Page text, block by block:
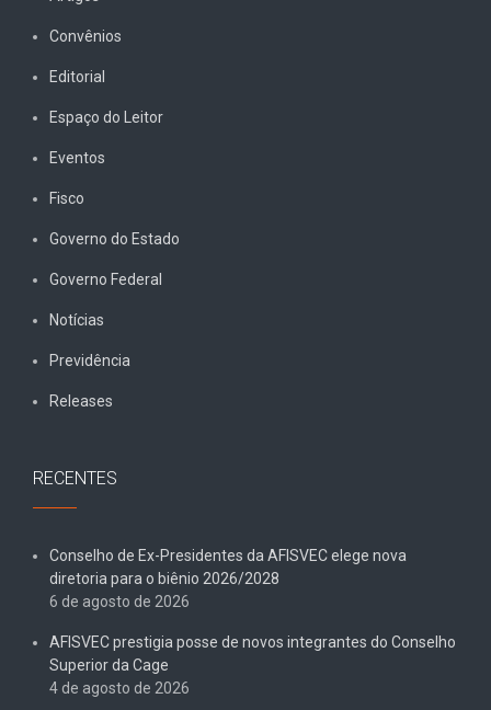
Convênios
Editorial
Espaço do Leitor
Eventos
Fisco
Governo do Estado
Governo Federal
Notícias
Previdência
Releases
RECENTES
Conselho de Ex-Presidentes da AFISVEC elege nova
diretoria para o biênio 2026/2028
6 de agosto de 2026
AFISVEC prestigia posse de novos integrantes do Conselho
Superior da Cage
4 de agosto de 2026